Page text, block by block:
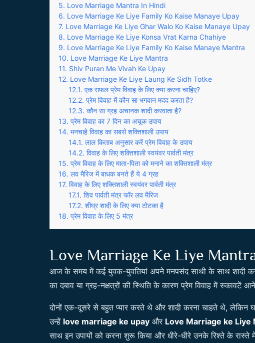
Love Marriage Mantra In Hindi
Love Marriage Ke Liye Family Ko Kaise Manaye Upay
Love Marriage Ke Liye Ghar Walo Ko Kaise Manaye Upay
Love Marriage Ke Liye Konsa Vrat Karna Chahiye
Love Marriage Ke Liye Family Ko Kaise Manaye Mantra
Love Marriage Ke Liye Mantra
Shiv Puran Me Vivah Ke Upay
Love Marriage Ke Liye Laung Ke Sidh Totke
एक सफल प्रेम विवाह के लिए क्या करना चाहिए?
प्रेम विवाह में कौन सा भगवान मदद करता है?
कौन सा ग्रह अचानक शादी करवाता है?
प्रेम विवाह का 7 दिन का अचूक उपाय
मनचाहे विवाह का सबसे शक्तिशाली उपाय
लाल किताब अनुसार करें प्रेम विवाह के उपाय
विवाह के लिए शक्तिशाली स्वयंवर पार्वती मंत्र
प्रेम विवाह के लिए माता-पिता को मनाने का शक्तिशाली मंत्र
लव मैरिज में बाधक बनते हैं ये 4 ग्रह
विवाह के लिए शक्तिशाली स्वयंवर पार्वती मंत्र
शिव पार्वती मंत्र फॉर लव मैरिज
शीघ्र शादी के लिए क्या टोटका है
प्रेम विवाह के लिए 5 मंत्र
Love Marriage Ke Liye
आज के समय में कई युवक-युवतियां अपने मनपसंद साथी के साथ शादी
का दबाव या ग्रह-नक्षत्रों की स्थिति के कारण प्रेम विवाह में रुकावटें
दोनों एक-दूसरे से बहुत प्यार करते थे और शादी करना चाहते थे, लेकिन
उन्हें love marriage ke upay और Love Marriage ke Liye
साथ इन उपायों को करना शुरू किया और धीरे-धीरे उनके रिश्ते के रास्ते